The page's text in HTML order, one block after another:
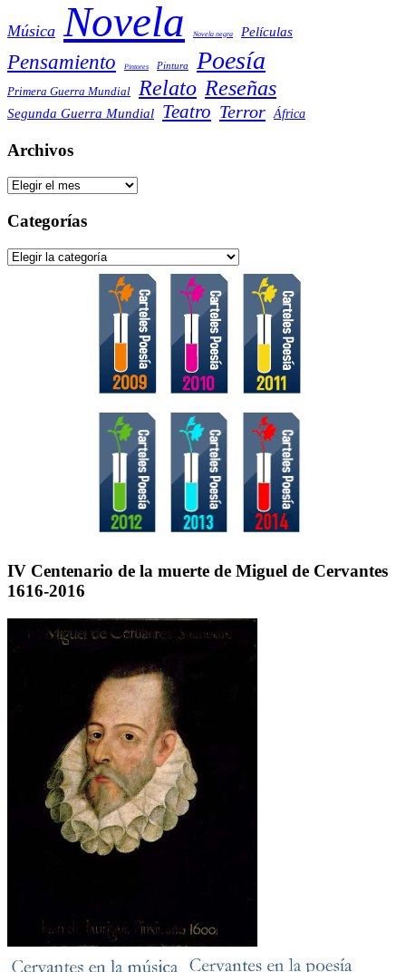
Música Novela Novela negra Películas
Pensamiento Pintores Pintura Poesía
Primera Guerra Mundial Relato Reseñas
Segunda Guerra Mundial Teatro Terror África
Archivos
Archivos
Categorías
Categorías
IV Centenario de la muerte de Miguel de Cervantes
1616-2016